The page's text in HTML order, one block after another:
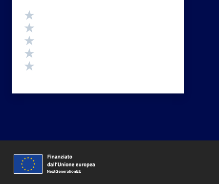
Valutazione